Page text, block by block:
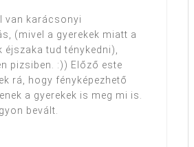
van karácsonyi
(mivel a gyerekek miatt a
éjszaka tud ténykedni),
pizsiben. :)) Előző este
rá, hogy fényképezhető
a gyerekek is meg mi is.
bevált.